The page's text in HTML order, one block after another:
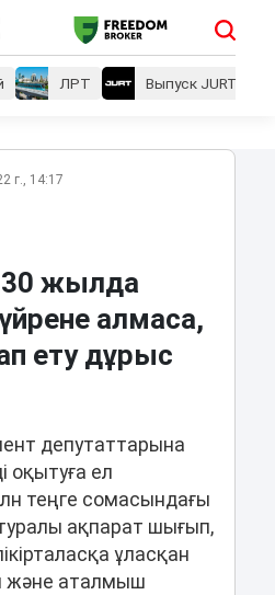
ЛРТ Выпуск JURT
г., 14:17
30 жылда
алмаса,
ету дұрыс
депутаттарына
оқытуға ел
теңге сомасындағы
ақпарат шығып,
ұласқан
және аталмыш